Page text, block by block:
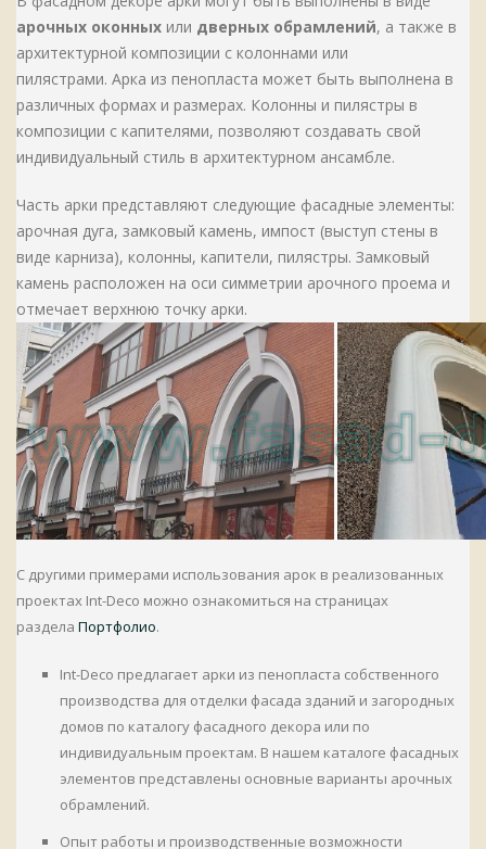
арочных оконных или дверных обрамлений, а также в
архитектурной композиции с колоннами или
пилястрами. Арка из пенопласта может быть выполнена в
различных формах и размерах. Колонны и пилястры в
композиции с капителями, позволяют создавать свой
индивидуальный стиль в архитектурном ансамбле.
Часть арки представляют следующие фасадные элементы:
арочная дуга, замковый камень, импост (выступ стены в
виде карниза), колонны, капители, пилястры. Замковый
камень расположен на оси симметрии арочного проема и
отмечает верхнюю точку арки.
С другими примерами использования арок в реализованных
проектах Int-Deco можно ознакомиться на страницах
раздела Портфолио.
Int-Deco предлагает арки из пенопласта собственного
производства для отделки фасада зданий и загородных
домов по каталогу фасадного декора или по
индивидуальным проектам. В нашем каталоге фасадных
элементов представлены основные варианты арочных
обрамлений.
Опыт работы и производственные возможности